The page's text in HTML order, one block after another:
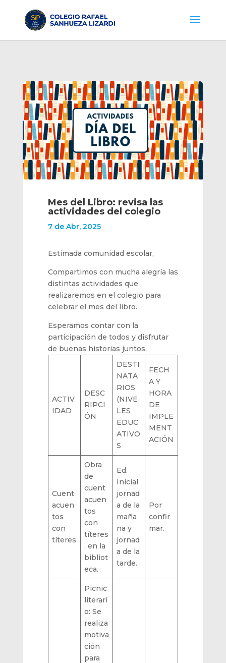
Mes del Libro: revisa las
actividades del colegio
7 de Abr, 2025
Estimada comunidad escolar,
Compartimos con mucha alegría las
distintas actividades que
realizaremos en el colegio para
celebrar el mes del libro.
Esperamos contar con la
participación de todos y disfrutar
de buenas historias juntos.
ACTIV
IDAD
DESC
RIPCI
ÓN
DESTI
NATA
RIOS
(NIVE
LES
EDUC
ATIVO
S
FECH
A Y
HORA
DE
IMPLE
MENT
ACIÓN
Cuent
acuen
tos
con
títeres
Obra
de
cuent
acuen
tos
con
títeres
, en la
bibliot
eca.
Ed.
Inicial
jornad
a de la
maña
na y
jornad
a de la
tarde.
Por
confir
mar.
Picnic
literari
o: Se
realiza
motiva
ción
para